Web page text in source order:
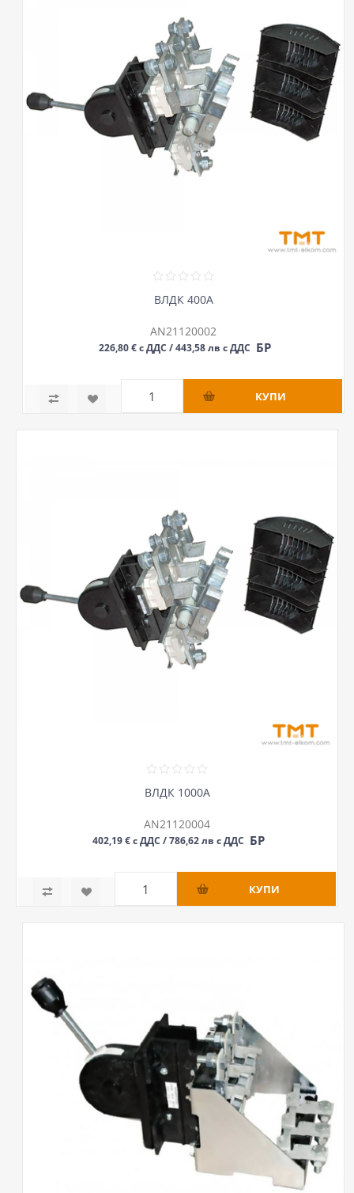
ВЛДК 400А
AN21120002
226,80 € с ДДС / 443,58 лв с ДДС БР
ВЛДК 1000А
AN21120004
402,19 € с ДДС / 786,62 лв с ДДС БР